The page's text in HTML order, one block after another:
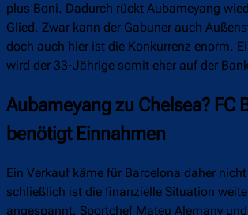
plus Boni. Dadurch rückt Aubameyang
Glied. Zwar kann der Gabuner auch
doch auch hier ist die Konkurrenz enorm.
wird der 33-Jährige somit eher auf der
Aubameyang zu Chelsea? FC
benötigt Einnahmen
Ein Verkauf käme für Barcelona daher
schließlich ist die finanzielle Situation
angespannt. Sportchef Mateu Alemany